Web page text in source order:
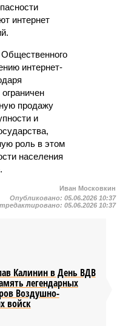
интернет
Общественного
интернет-
продажу
и
роль в этом
населения
Иван Московкин
Опубликовано:05.06.2026 10:37
05.06.2026 10:37
Калинин в День ВДВ
легендарных
Воздушно-
войск